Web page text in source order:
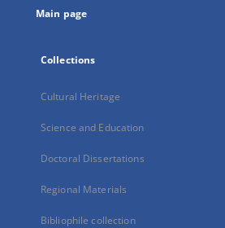
Main page
Collections
Cultural Heritage
Science and Education
Doctoral Dissertations
Regional Materials
Bibliophile collection